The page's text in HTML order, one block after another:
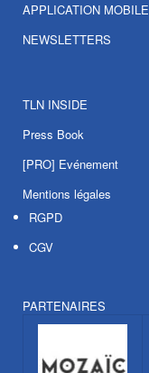
APPLICATION MOBILE
NEWSLETTERS
TLN INSIDE
Press Book
[PRO] Evénement
Mentions légales
RGPD
CGV
PARTENAIRES